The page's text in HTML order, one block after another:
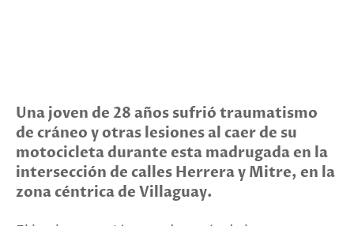
Una joven de 28 años sufrió traumatismo
de cráneo y otras lesiones al caer de su
motocicleta durante esta madrugada en la
intersección de calles Herrera y Mitre, en la
zona céntrica de Villaguay.